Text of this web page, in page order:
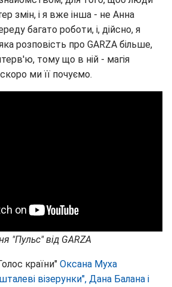
змін, і я вже інша - не Анна
багато роботи, і, дійсно, я
розповість про GARZA більше,
тому що в ній - магія
ми її почуємо.
"Пульс" від GARZA
країни" Оксана Муха
візерунки", Дана Балана і